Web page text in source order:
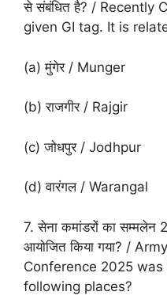
से संबंधित है? / Recently
given GI tag. It is
(a) मुंगेर / Munger
(b) राजगीर / Rajgir
(c) जोधपुर / Jodhpur
(d) वारंगल / Warangal
7. सेना कमांडरों का सम्मलेन
आयोजित किया गया? /
Conference 2025
following places?